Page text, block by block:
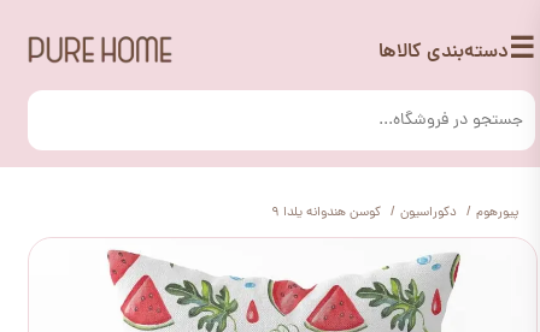
☰دسته‌بندی کالاها
پیورهوم دکوراسیون کوسن هندوانه یلدا 9